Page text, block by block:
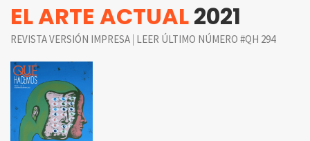
EL ARTE ACTUAL2021
REVISTA VERSIÓN IMPRESA | LEER ÚLTIMO NÚMERO #QH 294